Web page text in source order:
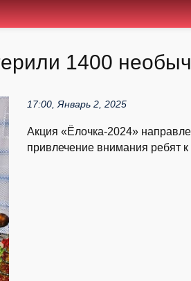
1400
17:00, Январь 2, 2025
Акция «Ёлочка-2024»
привлечение внимания ребят